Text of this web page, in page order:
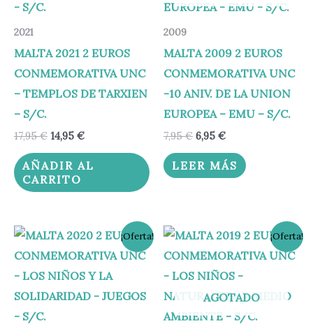
2021
MALTA 2021 2 EUROS
CONMEMORATIVA UNC
– TEMPLOS DE TARXIEN
– S/C.
17,95€ 14,95 €
AÑADIR AL
CARRITO
2009
MALTA 2009 2 EUROS
CONMEMORATIVA UNC
-10 ANIV. DE LA UNION
EUROPEA – EMU – S/C.
7,95€ 6,95 €
LEER MÁS
¡Oferta!
El
precio
original
era:
12,00 €.
El
precio
actual
es:
7,95 €.
¡Oferta!
AGOTADO
El
precio
original
era:
6,95 €.
El
precio
actual
es:
5,95 €.